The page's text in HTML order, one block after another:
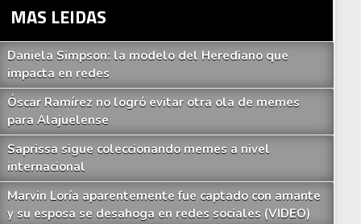
MAS LEIDAS
Daniela Simpson: la modelo del Herediano que
impacta en redes
Óscar Ramírez no logró evitar otra ola de memes
para Alajuelense
Saprissa sigue coleccionando memes a nivel
internacional
Marvin Loría aparentemente fue captado con amante
y su esposa se desahoga en redes sociales (VIDEO)